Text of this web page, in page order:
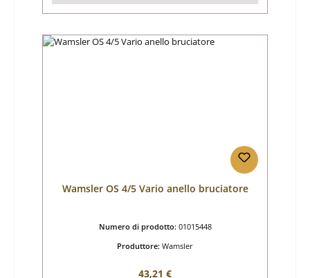
Wamsler OS 4/5 Vario anello bruciatore
Numero di prodotto: 01015448
Produttore: Wamsler
Prezzo normale:
43,21 €